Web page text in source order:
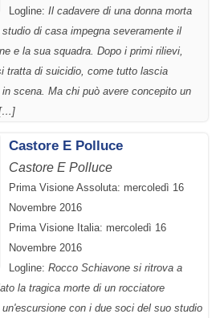
Logline: Il cadavere di una donna morta
di casa impegna severamente il
e la sua squadra. Dopo i primi rilievi,
tratta di suicidio, come tutto lascia
scena. Ma chi può avere concepito un
[…]
Castore E Polluce
Castore E Polluce
Prima Visione Assoluta: mercoledì 16
Novembre 2016
Prima Visione Italia: mercoledì 16
Novembre 2016
Logline: Rocco Schiavone si ritrova a
la tragica morte di un rocciatore
con i due soci del suo studio